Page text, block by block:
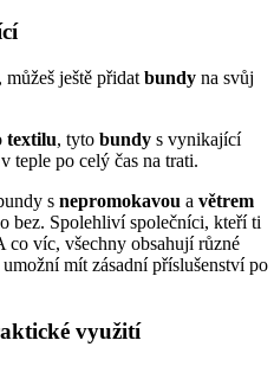
ještě přidat bundy na svůj
textilu, tyto bundy s vynikající
teple po celý čas na trati.
s nepromokavou a větrem
bez. Spolehliví společníci, kteří ti
víc, všechny obsahují různé
mít zásadní příslušenství po
využití